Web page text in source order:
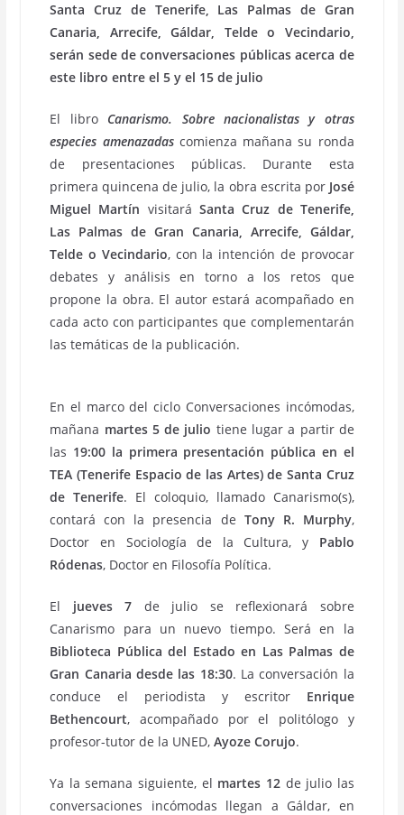
Santa Cruz de Tenerife, Las Palmas de Gran
Canaria, Arrecife, Gáldar, Telde o Vecindario,
serán sede de conversaciones públicas acerca de
este libro entre el 5 y el 15 de julio
El libro Canarismo. Sobre nacionalistas y otras
especies amenazadascomienza mañana su ronda
de presentaciones públicas. Durante esta
primera quincena de julio, la obra escrita por José
Miguel Martín visitará Santa Cruz de Tenerife,
Las Palmas de Gran Canaria, Arrecife, Gáldar,
Telde o Vecindario, con la intención de provocar
debates y análisis en torno a los retos que
propone la obra. El autor estará acompañado en
cada acto con participantes que complementarán
las temáticas de la publicación.
En el marco del ciclo Conversaciones incómodas,
mañana martes 5 de julio tiene lugar a partir de
las 19:00 la primera presentación pública en el
TEA (Tenerife Espacio de las Artes) de Santa Cruz
de Tenerife. El coloquio, llamado Canarismo(s),
contará con la presencia de Tony R. Murphy,
Doctor en Sociología de la Cultura, y Pablo
Ródenas, Doctor en Filosofía Política.
El jueves 7 de julio se reflexionará sobre
Canarismo para un nuevo tiempo. Será en la
Biblioteca Pública del Estado en Las Palmas de
Gran Canaria desde las 18:30. La conversación la
conduce el periodista y escritor Enrique
Bethencourt, acompañado por el politólogo y
profesor-tutor de la UNED,Ayoze Corujo.
Ya la semana siguiente, el martes 12de julio las
conversaciones incómodas llegan a Gáldar, en